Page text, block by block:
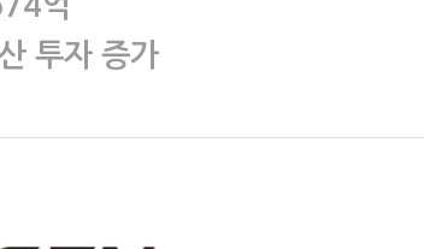
투자 증가